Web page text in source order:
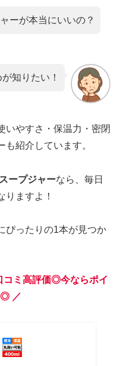
ーが本当にいいの？
知りたい！
いやすさ・保温力・密閉
紹介しています。
ープジャーなら、毎日
りますよ！
ぴったりの1本が見つか
コミ高評価◎今ならポイ
◎ ／